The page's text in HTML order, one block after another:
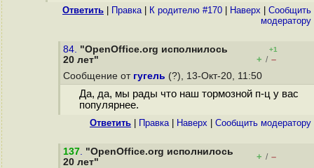
Ответить Правка| К родителю #170 Наверх
Cообщить
модератору
84. "OpenOffice.org исполнилось
20 лет"
+1
+ / –
Сообщение от гугель (?), 13-Окт-20, 11:50
Да, да, мы рады что наш тормозной п-ц у вас
популярнее.
Ответить Правка| Наверх Cообщить модератору
137. "OpenOffice.org исполнилось
20 лет"
+ / –